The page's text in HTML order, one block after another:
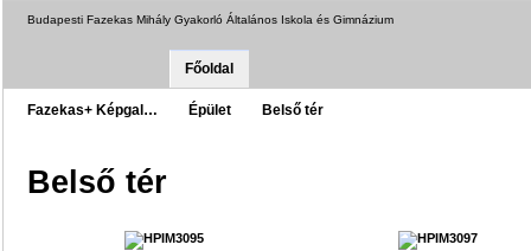
Budapesti Fazekas Mihály Gyakorló Általános Iskola és Gimnázium
Főoldal
Fazekas+ Képgal… Épület Belső tér
Belső tér